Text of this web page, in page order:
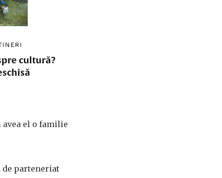
cultură?
el o familie
de parteneriat